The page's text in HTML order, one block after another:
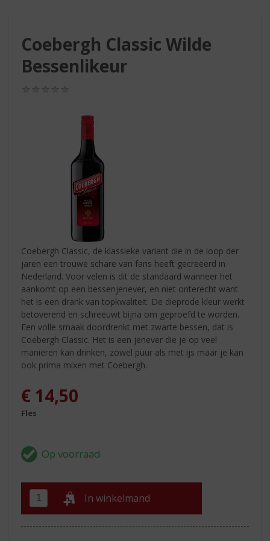
Coebergh Classic Wilde
Bessenlikeur
Coebergh Classic, de klassieke variant die in de loop der
jaren een trouwe schare van fans heeft gecreëerd in
Nederland. Voor velen is dit de standaard wanneer het
aankomt op een bessenjenever, en niet onterecht want
het is een drank van topkwaliteit. De dieprode kleur werkt
betoverend en schreeuwt bijna om geproefd te worden.
Een volle smaak doordrenkt met zwarte bessen, dat is
Coebergh Classic. Het is een jenever die je op veel
manieren kan drinken, zowel puur als met ijs maar je kan
ook prima mixen met Coebergh.
€ 14,50
Fles
In winkelmand